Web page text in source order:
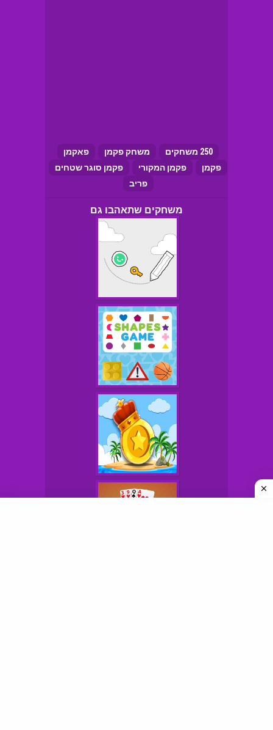
250 משחקים משחק פקמן
פאקמן
פקמן
פקמן המקורי
פקמן סוגר שטחים
פריב
משחקים שתאהבו גם